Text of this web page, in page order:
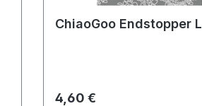
ChiaoGoo Endstopper L
Regulärer Preis:
4,60 €